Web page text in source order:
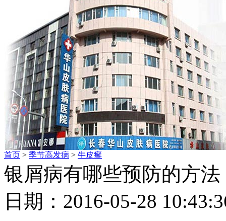
首页 > 季节高发病 > 牛皮癣
银屑病有哪些预防的方法
日期：2016-05-28